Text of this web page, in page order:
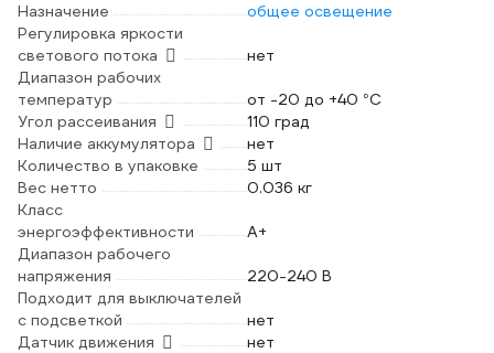
Назначение
общее освещение
Регулировка яркости
светового потока
нет
Диапазон рабочих
температур
от -20 до +40 °С
Угол рассеивания
110 град
Наличие аккумулятора
нет
Количество в упаковке
5 шт
Вес нетто
0.036 кг
Класс
энергоэффективности
A+
Диапазон рабочего
напряжения
220-240 В
Подходит для выключателей
с подсветкой
нет
Датчик движения
нет